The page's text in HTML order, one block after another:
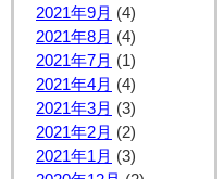
2021年9月 (4)
2021年8月 (4)
2021年7月 (1)
2021年4月 (4)
2021年3月 (3)
2021年2月 (2)
2021年1月 (3)